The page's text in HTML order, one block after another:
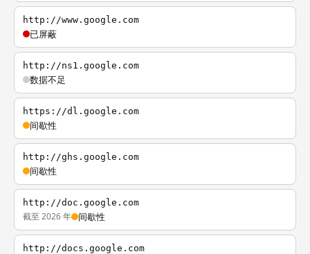
http://www.google.com
已屏蔽
http://ns1.google.com
数据不足
https://dl.google.com
间歇性
http://ghs.google.com
间歇性
http://doc.google.com
截至 2026 年 间歇性
http://docs.google.com